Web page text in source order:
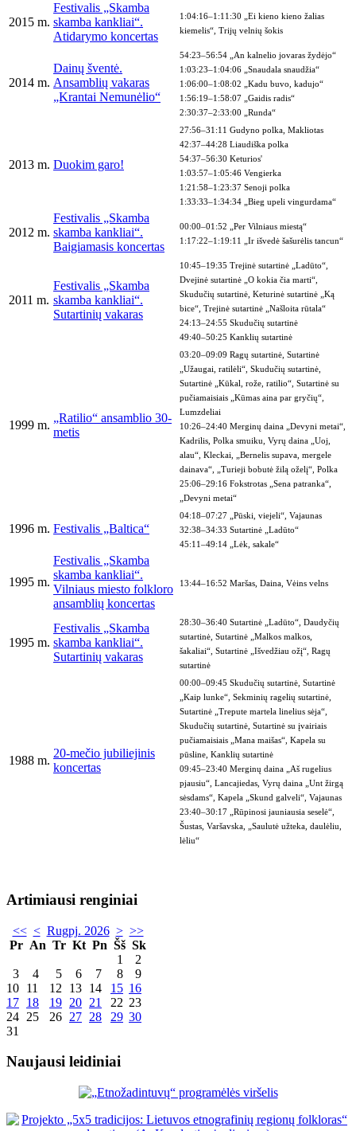
2015 m.
Festivalis „Skamba
skamba kankliai“.
Atidarymo koncertas
1:04:16–1:11:30 „Ei kieno kieno žalias
kiemelis“, Trijų velnių šokis
2014 m.
Dainų šventė.
Ansamblių vakaras
„Krantai Nemunėlio“
54:23–56:54 „An kalnelio jovaras žydėjo“
1:03:23–1:04:06 „Snaudala snaudžia“
1:06:00–1:08:02 „Kadu buvo, kadujo“
1:56:19–1:58:07 „Gaidis radis“
2:30:37–2:33:00 „Runda“
2013 m. Duokim garo!
27:56–31:11 Gudyno polka, Makliotas
42:37–44:28 Liaudiška polka
54:37–56:30 Keturios'
1:03:57–1:05:46 Vengierka
1:21:58–1:23:37 Senoji polka
1:33:33–1:34:34 „Bieg upeli vingurdama“
2012 m.
Festivalis „Skamba
skamba kankliai“.
Baigiamasis koncertas
00:00–01:52 „Per Vilniaus miestą“
1:17:22–1:19:11 „Ir išvedė šašurėlis tancun“
2011 m.
Festivalis „Skamba
skamba kankliai“.
Sutartinių vakaras
10:45–19:35 Trejinė sutartinė „Ladūto“,
Dvejinė sutartinė „O kokia čia marti“,
Skudučių sutartinė, Keturinė sutartinė „Ką
bice“, Trejinė sutartinė „Našloita rūtala“
24:13–24:55 Skudučių sutartinė
49:40–50:25 Kanklių sutartinė
1999 m.
„Ratilio“ ansamblio 30-
metis
03:20–09:09 Ragų sutartinė, Sutartinė
„Užaugai, ratilėli“, Skudučių sutartinė,
Sutartinė „Kūkal, rože, ratilio“, Sutartinė su
pučiamaisiais „Kūmas aina par gryčių“,
Lumzdeliai
10:26–24:40 Merginų daina „Devyni metai“,
Kadrilis, Polka smuiku, Vyrų daina „Uoj,
alau“, Kleckai, „Bernelis supava, mergele
dainava“, „Turieji bobutė žilą oželį“, Polka
25:06–29:16 Fokstrotas „Sena patranka“,
„Devyni metai“
1996 m. Festivalis „Baltica“
04:18–07:27 „Pūski, viejeli“, Vajaunas
32:38–34:33 Sutartinė „Ladūto“
45:11–49:14 „Lėk, sakale“
1995 m.
Festivalis „Skamba
skamba kankliai“.
Vilniaus miesto folkloro
ansamblių koncertas
13:44–16:52 Maršas, Daina, Vėins velns
1995 m.
Festivalis „Skamba
skamba kankliai“.
Sutartinių vakaras
28:30–36:40 Sutartinė „Ladūto“, Daudyčių
sutartinė, Sutartinė „Malkos malkos,
šakaliai“, Sutartinė „Išvedžiau ožį“, Ragų
sutartinė
1988 m.
20-mečio jubiliejinis
koncertas
00:00–09:45 Skudučių sutartinė, Sutartinė
„Kaip lunke“, Sekminių ragelių sutartinė,
Sutartinė „Trepute martela linelius sėja“,
Skudučių sutartinė, Sutartinė su įvairiais
pučiamaisiais „Mana maišas“, Kapela su
pūsline, Kanklių sutartinė
09:45–23:40 Merginų daina „Aš rugelius
pjausiu“, Lancajiedas, Vyrų daina „Unt žirgą
sėsdams“, Kapela „Skund galveli“, Vajaunas
23:40–30:17 „Rūpinosi jauniausia seselė“,
Šustas, Varšavska, „Saulutė užteka, daulėliu,
lėliu“
Artimiausi renginiai
<< < Rugpj. 2026 > >>
Pr An Tr Kt Pn Šš Sk
1
2
3
4 5 6 7 8
9
10 11 12 13 14 15 16
17 18 19 20 21 22 23
24 25 26 27 28 29 30
31
Naujausi leidiniai